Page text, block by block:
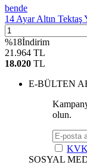
bende
14 Ayar Altın Tektaş
%18İndirim
21.964 TL
18.020 TL
E-BÜLTEN
olun.
SOSYAL